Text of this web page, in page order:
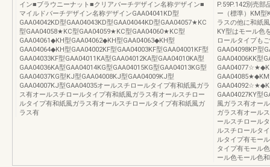
イン■ブラウニーナット■クリアバーチデザイン名称デザイン■
マイルドバーチデザイン名称デザインGAA04041KD型
GAA04042KD型GAA04043KD型GAA04044KD型GAA04057★KC
型GAA04058★KC型GAA04059★KC型GAA04060★KC型
GAA04061◆KH型GAA04062◆KH型GAA04063◆KH型
GAA04064◆KH型GAA04002KF型GAA04003KF型GAA04001KF型
GAA04033KF型GAA04011KA型GAA04012KA型GAA04010KA型
GAA04036KA型GAA04014KG型GAA04015KG型GAA04013KG型
GAA04037KG型KJ型GAA04008KJ型GAA04009KJ型
GAA04007KJ型GAA04035オールスチロールタイプ有和紙風ガラ
ス有オールスチロールタイプ有和紙風ガラス有オールスチロー
ルタイプ有和紙風ガラス有オールスチロールタイプ有和紙風ガ
ラス有
P.59P.142別売
ー（標準）KM
ラスの他に和紙
KY型はモール色
ロールタイプも
GAA04098KP型
GAA04006KK型
GAA04027KY型
風ガラス有オー
ガラス有オール
ールスチロール
ルスチロールタ
ルタイプ有モー
タイプ有モール
ール色モール色